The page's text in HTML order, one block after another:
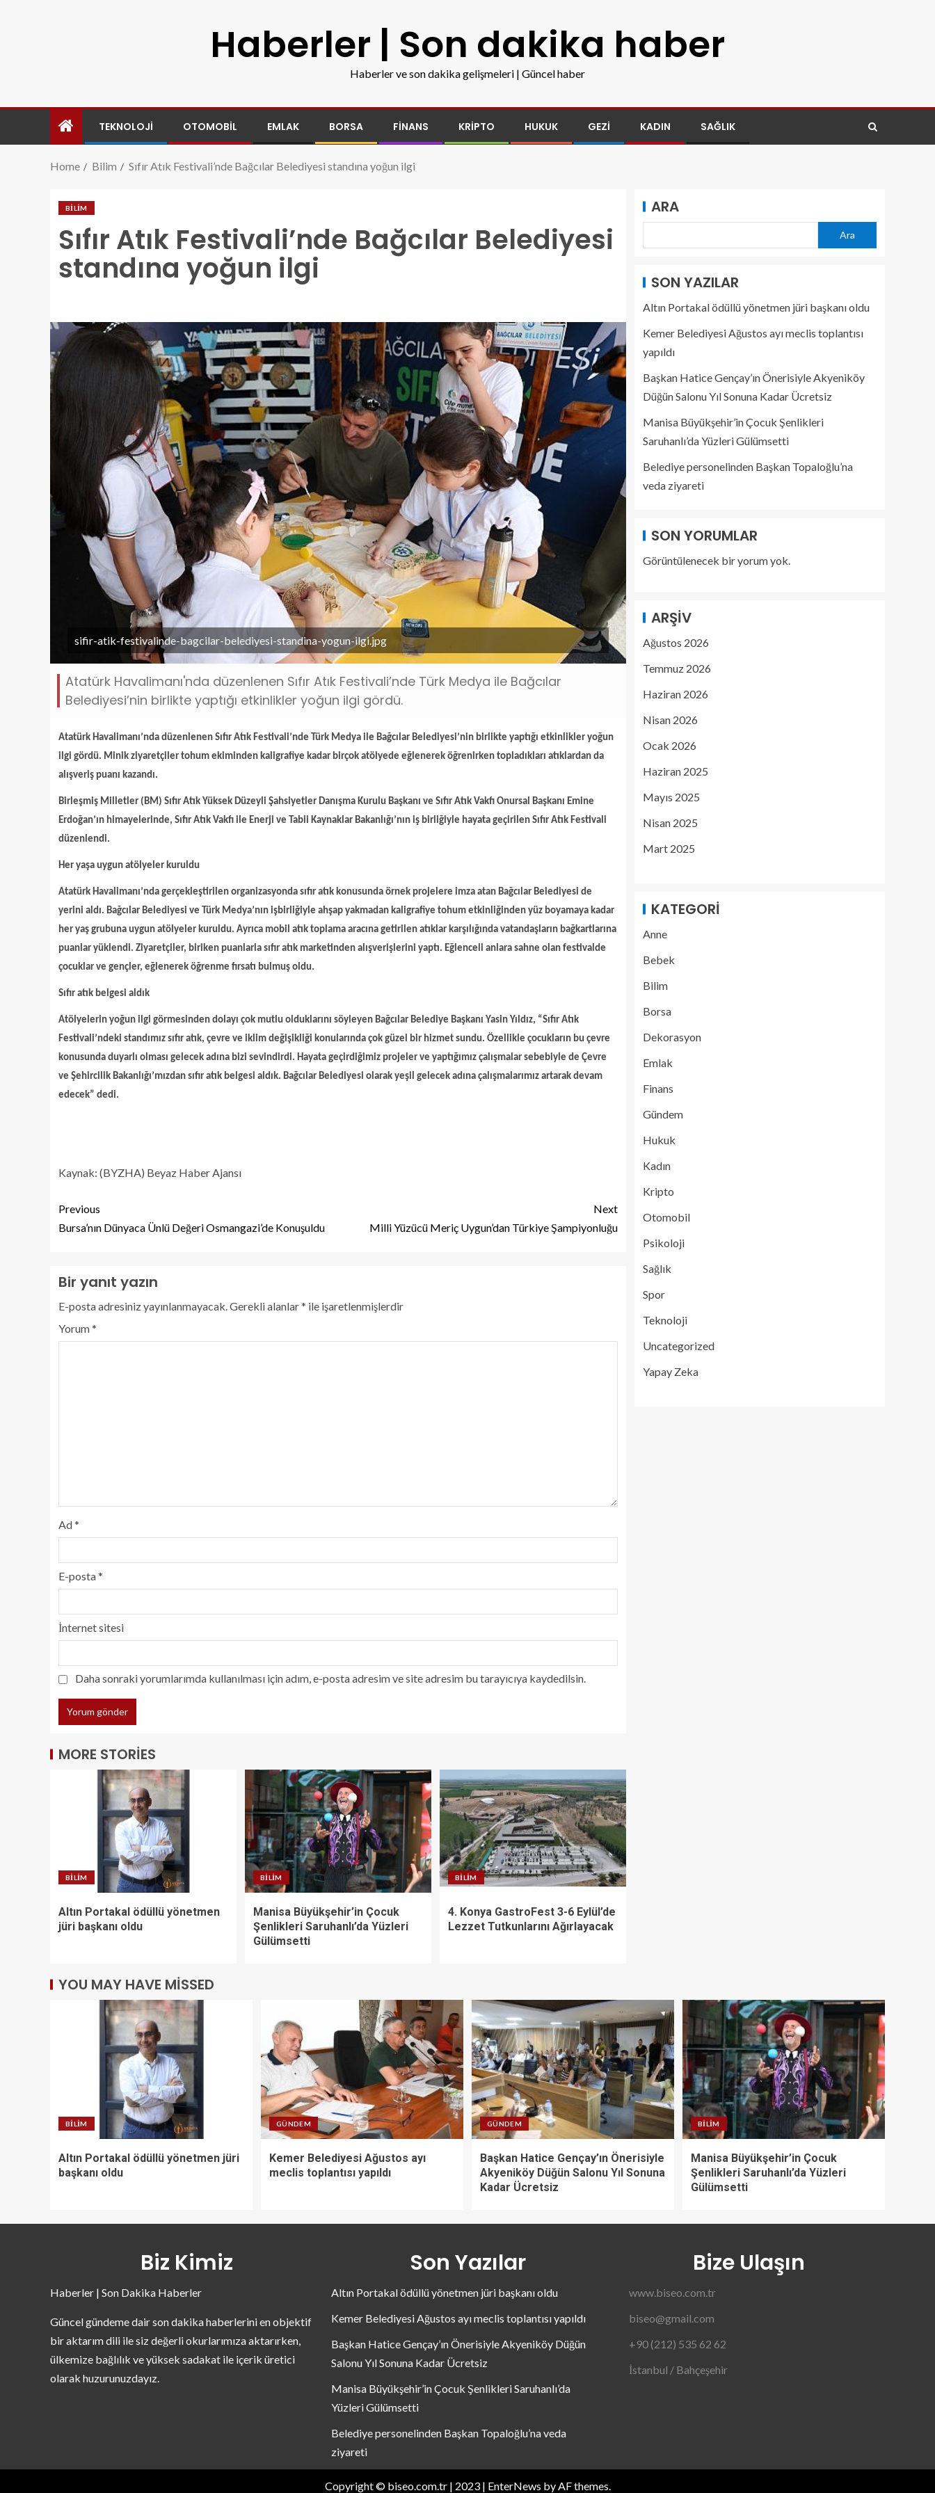
Haberler | Son dakika haber
Haberler ve son dakika gelişmeleri | Güncel haber
TEKNOLOJI OTOMOBIL EMLAK BORSA FINANS KRIPTO HUKUK GEZI KADIN SAĞLIK
Home Bilim Sıfır Atık Festivali’nde Bağcılar Belediyesi standına yoğun ilgi
BILIM
Sıfır Atık Festivali’nde Bağcılar Belediyesi
standına yoğun ilgi
sifir-atik-festivalinde-bagcilar-belediyesi-standina-yogun-ilgi.jpg
Atatürk Havalimanı'nda düzenlenen Sıfır Atık Festivali’nde Türk Medya ile Bağcılar
Belediyesi’nin birlikte yaptığı etkinlikler yoğun ilgi gördü.
Atatürk Havalimanı’nda düzenlenen Sıfır Atık Festivali’nde Türk Medya ile Bağcılar Belediyesi’nin birlikte yaptığı etkinlikler yoğun
ilgi gördü. Minik ziyaretçiler tohum ekiminden kaligrafiye kadar birçok atölyede eğlenerek öğrenirken topladıkları atıklardan da
alışveriş puanı kazandı.
Birleşmiş Milletler (BM) Sıfır Atık Yüksek Düzeyli Şahsiyetler Danışma Kurulu Başkanı ve Sıfır Atık Vakfı Onursal Başkanı Emine
Erdoğan’ın himayelerinde, Sıfır Atık Vakfı ile Enerji ve Tabii Kaynaklar Bakanlığı’nın iş birliğiyle hayata geçirilen Sıfır Atık Festivali
düzenlendi.
Her yaşa uygun atölyeler kuruldu
Atatürk Havalimanı’nda gerçekleştirilen organizasyonda sıfır atık konusunda örnek projelere imza atan Bağcılar Belediyesi de
yerini aldı. Bağcılar Belediyesi ve Türk Medya’nın işbirliğiyle ahşap yakmadan kaligrafiye tohum etkinliğinden yüz boyamaya kadar
her yaş grubuna uygun atölyeler kuruldu. Ayrıca mobil atık toplama aracına getirilen atıklar karşılığında vatandaşların bağkartlarına
puanlar yüklendi. Ziyaretçiler, biriken puanlarla sıfır atık marketinden alışverişlerini yaptı. Eğlenceli anlara sahne olan festivalde
çocuklar ve gençler, eğlenerek öğrenme fırsatı bulmuş oldu.
Sıfır atık belgesi aldık
Atölyelerin yoğun ilgi görmesinden dolayı çok mutlu olduklarını söyleyen Bağcılar Belediye Başkanı Yasin Yıldız, “Sıfır Atık
Festivali’ndeki standımız sıfır atık, çevre ve iklim değişikliği konularında çok güzel bir hizmet sundu. Özellikle çocukların bu çevre
konusunda duyarlı olması gelecek adına bizi sevindirdi. Hayata geçirdiğimiz projeler ve yaptığımız çalışmalar sebebiyle de Çevre
ve Şehircilik Bakanlığı’mızdan sıfır atık belgesi aldık. Bağcılar Belediyesi olarak yeşil gelecek adına çalışmalarımız artarak devam
edecek” dedi.
Kaynak: (BYZHA) Beyaz Haber Ajansı
Previous
Bursa’nın Dünyaca Ünlü Değeri Osmangazi’de Konuşuldu
Next
Milli Yüzücü Meriç Uygun’dan Türkiye Şampiyonluğu
Bir yanıt yazın
E-posta adresiniz yayınlanmayacak.Gerekli alanlar* ile işaretlenmişlerdir
Yorum*
Ad*
E-posta*
İnternet sitesi
Daha sonraki yorumlarımda kullanılması için adım, e-posta adresim ve site adresim bu tarayıcıya kaydedilsin.
MORE STORIES
BILIM
Altın Portakal ödüllü yönetmen
jüri başkanı oldu
BILIM
Manisa Büyükşehir’in Çocuk
Şenlikleri Saruhanlı’da Yüzleri
Gülümsetti
BILIM
4. Konya GastroFest 3-6 Eylül’de
Lezzet Tutkunlarını Ağırlayacak
ARA
Ara
SON YAZILAR
Altın Portakal ödüllü yönetmen jüri başkanı oldu
Kemer Belediyesi Ağustos ayı meclis toplantısı
yapıldı
Başkan Hatice Gençay’ın Önerisiyle Akyeniköy
Düğün Salonu Yıl Sonuna Kadar Ücretsiz
Manisa Büyükşehir’in Çocuk Şenlikleri
Saruhanlı’da Yüzleri Gülümsetti
Belediye personelinden Başkan Topaloğlu’na
veda ziyareti
SON YORUMLAR
Görüntülenecek bir yorum yok.
ARŞIV
Ağustos 2026
Temmuz 2026
Haziran 2026
Nisan 2026
Ocak 2026
Haziran 2025
Mayıs 2025
Nisan 2025
Mart 2025
KATEGORI
Anne
Bebek
Bilim
Borsa
Dekorasyon
Emlak
Finans
Gündem
Hukuk
Kadın
Kripto
Otomobil
Psikoloji
Sağlık
Spor
Teknoloji
Uncategorized
Yapay Zeka
YOU MAY HAVE MISSED
BILIM
Altın Portakal ödüllü yönetmen jüri
başkanı oldu
GÜNDEM
Kemer Belediyesi Ağustos ayı
meclis toplantısı yapıldı
GÜNDEM
Başkan Hatice Gençay’ın Önerisiyle
Akyeniköy Düğün Salonu Yıl Sonuna
Kadar Ücretsiz
BILIM
Manisa Büyükşehir’in Çocuk
Şenlikleri Saruhanlı’da Yüzleri
Gülümsetti
Biz Kimiz
Haberler | Son Dakika Haberler
Güncel gündeme dair son dakika haberlerini en objektif
bir aktarım dili ile siz değerli okurlarımıza aktarırken,
ülkemize bağlılık ve yüksek sadakat ile içerik üretici
olarak huzurunuzdayız.
Son Yazılar
Altın Portakal ödüllü yönetmen jüri başkanı oldu
Kemer Belediyesi Ağustos ayı meclis toplantısı yapıldı
Başkan Hatice Gençay’ın Önerisiyle Akyeniköy Düğün
Salonu Yıl Sonuna Kadar Ücretsiz
Manisa Büyükşehir’in Çocuk Şenlikleri Saruhanlı’da
Yüzleri Gülümsetti
Belediye personelinden Başkan Topaloğlu’na veda
ziyareti
Bize Ulaşın
www.biseo.com.tr
biseo@gmail.com
+90 (212) 535 62 62
İstanbul / Bahçeşehir
Copyright © biseo.com.tr | 2023 | EnterNews by AF themes.